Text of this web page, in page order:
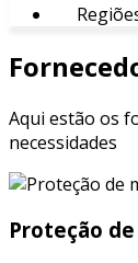
Aqui estão os
necessidades
Proteção